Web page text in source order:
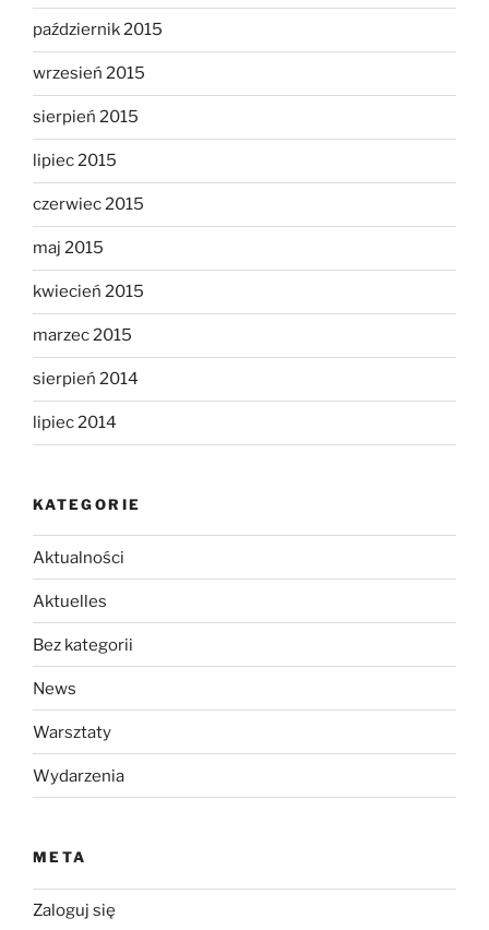
październik 2015
wrzesień 2015
sierpień 2015
lipiec 2015
czerwiec 2015
maj 2015
kwiecień 2015
marzec 2015
sierpień 2014
lipiec 2014
KATEGORIE
Aktualności
Aktuelles
Bez kategorii
News
Warsztaty
Wydarzenia
META
Zaloguj się